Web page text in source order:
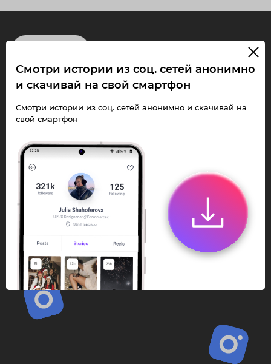
Смотри Stories и
скачивай Reels без
ограничений!
Переходи в ИнстаПай бот - смотри и
скачивай
Stories Reels
анонимно в чате
или Telegram-приложении.
Быстро, просто и удобно.
Перейти к боту
Смотри истории из соц. сетей анонимно
и скачивай на свой смартфон
Смотри истории из соц. сетей анонимно и скачивай на
свой смартфон